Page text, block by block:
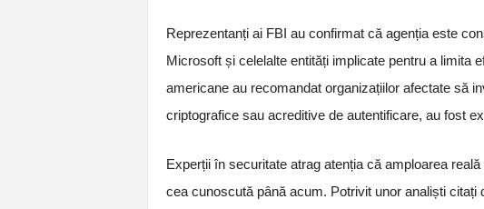
Reprezentanți ai FBI au confirmat că agenția este
Microsoft și celelalte entități implicate pentru a limita
americane au recomandat organizațiilor afectate să
criptografice sau acreditive de autentificare, au fost
Experții în securitate atrag atenția că amploarea
cea cunoscută până acum. Potrivit unor analiști